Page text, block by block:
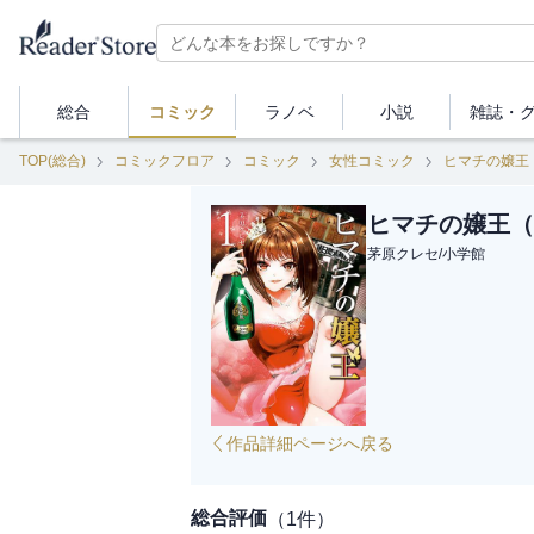
総合 コミック ラノベ 小説 雑誌・
TOP(総合) コミックフロア コミック 女性コミック ヒマチの嬢王
ヒマチの嬢王
茅原クレセ/小学館
作品詳細ページへ戻る
総合評価 （1件）